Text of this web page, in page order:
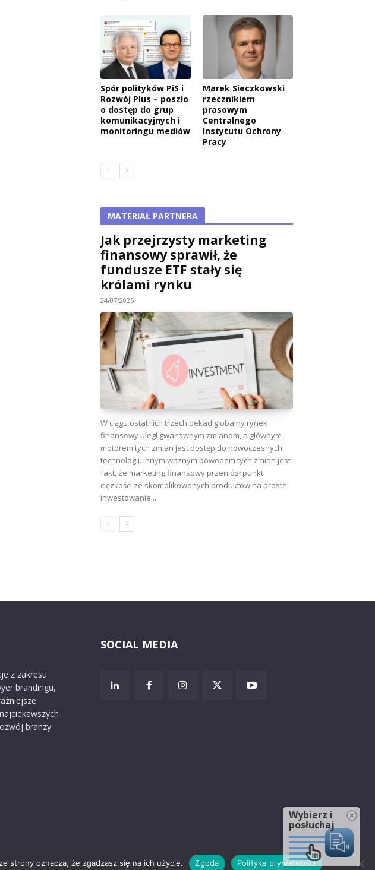
Spór polityków PiS i
Rozwój Plus – poszło
o dostęp do grup
komunikacyjnych i
monitoringu mediów
Marek Sieczkowski
rzecznikiem
prasowym
Centralnego
Instytutu Ochrony
Pracy
MATERIAŁ PARTNERA
Jak przejrzysty marketing
finansowy sprawił, że
fundusze ETF stały się
królami rynku
24/07/2026
W ciągu ostatnich trzech dekad globalny rynek
finansowy uległ gwałtownym zmianom, a głównym
motorem tych zmian jest dostęp do nowoczesnych
technologii. Innym ważnym powodem tych zmian jest
fakt, że marketing finansowy przeniósł punkt
ciężkości ze skomplikowanych produktów na proste
inwestowanie...
z zakresu
brandingu,
branży
SOCIAL MEDIA
strony oznacza, że zgadzasz się na ich użycie. Zgoda Polityka prywatności
Wybierz i
posłuchaj